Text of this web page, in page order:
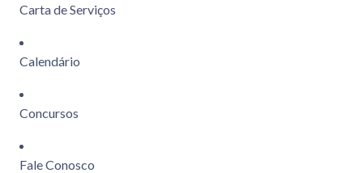
Carta de Serviços
Calendário
Concursos
Fale Conosco